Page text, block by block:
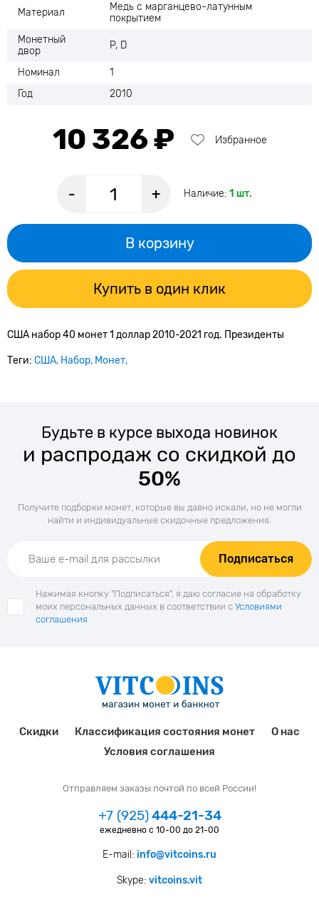
Материал
Медь с марганцево-латунным
покрытием
Монетный
двор
P, D
Номинал
1
Год
2010
10 326 ₽ Избранное
- + Наличие: 1 шт.
В корзину
Купить в один клик
США набор 40 монет 1 доллар 2010-2021 год. Президенты
Теги: США Набор Монет
Будьте в курсе выхода новинок
и распродаж со скидкой до
50%
Получите подборки монет, которые вы давно искали, но не могли
найти и индивидуальные скидочные предложения.
Подписаться
Нажимая кнопку "Подписаться", я даю согласие на обработку
моих персональных данных в соответствии с Условиями
соглашения
Скидки Классификация состояния монет
О нас
Условия соглашения
Отправляем заказы почтой по всей России!
+7 (925)444-21-34
ежедневно с 10-00 до 21-00
E-mail: info@vitcoins.ru
Skype: vitcoins.vit